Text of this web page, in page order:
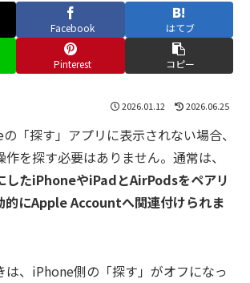
Facebook はてブ
Pinterest コピー
2026.01.12 2026.06.25
「探す」アプリに表示されない場合、
を探す必要はありません。通常は、
したiPhoneやiPadとAirPodsをペアリ
的にApple Accountへ関連付けられま
は、iPhone側の「探す」がオフになっ